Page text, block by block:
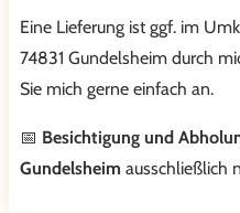
Eine Lieferung ist ggf. im
74831 Gundelsheim durch
Sie mich gerne einfach an.
📅 Besichtigung und
Gundelsheim ausschließlich